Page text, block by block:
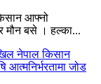
आफ्नो
मौन बसे । हल्का...